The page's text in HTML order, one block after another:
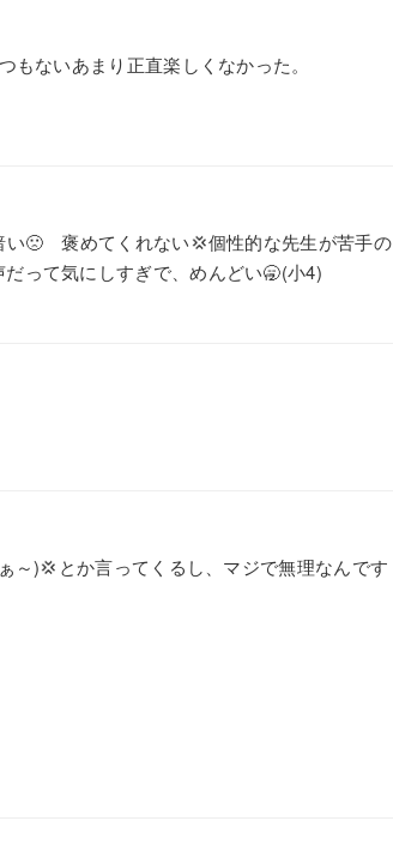
ないあまり正直楽しくなかった。
い🙁 褒めてくれない💢個性的な先生が苦手の
って気にしすぎで、めんどい🥱(小4)
～)💢とか言ってくるし、マジで無理なんです